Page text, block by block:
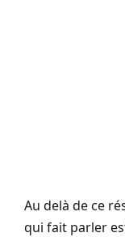
Au delà de ce
qui fait parler